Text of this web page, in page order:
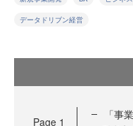
データドリブン経営
Page 1
「事